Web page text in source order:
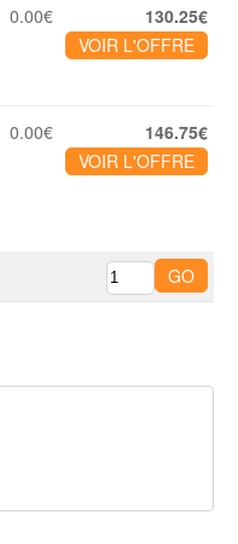
0.00€
130.25€
VOIR L'OFFRE
0.00€
146.75€
VOIR L'OFFRE